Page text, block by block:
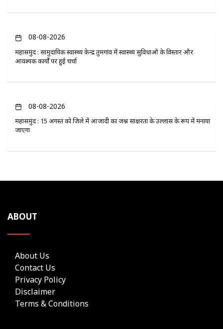
08-08-2026
महासमुंद : सामुदायिक स्वास्थ्य केन्द्र तुमगांव में स्वास्थ्य सुविधाओं के विस्तार और
आवश्यक कार्यों पर हुई चर्चा
08-08-2026
महासमुंद : 15 अगस्त को जिले में आजादी का जश्न साक्षरता के उल्लास के रूप में मनाया
जाएगा
ABOUT
About Us
Contact Us
Privacy Policy
Disclaimer
Terms & Conditions